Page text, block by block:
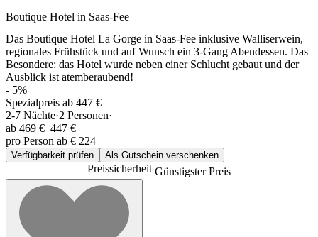
Boutique Hotel in Saas-Fee
Das Boutique Hotel La Gorge in Saas-Fee inklusive Walliserwein,
regionales Frühstück und auf Wunsch ein 3-Gang Abendessen. Das
Besondere: das Hotel wurde neben einer Schlucht gebaut und der
Ausblick ist atemberaubend!
- 5%
Spezialpreis ab 447 €
2-7 Nächte·2 Personen·
ab 469 € 447 €
pro Person ab € 224
Verfügbarkeit prüfen Als Gutschein verschenken
PreissicherheitGünstigster Preis